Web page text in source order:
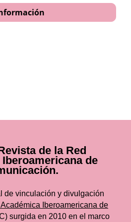
de la Red
de
de vinculación y divulgación
Académica Iberoamericana de
surgida en 2010 en el marco